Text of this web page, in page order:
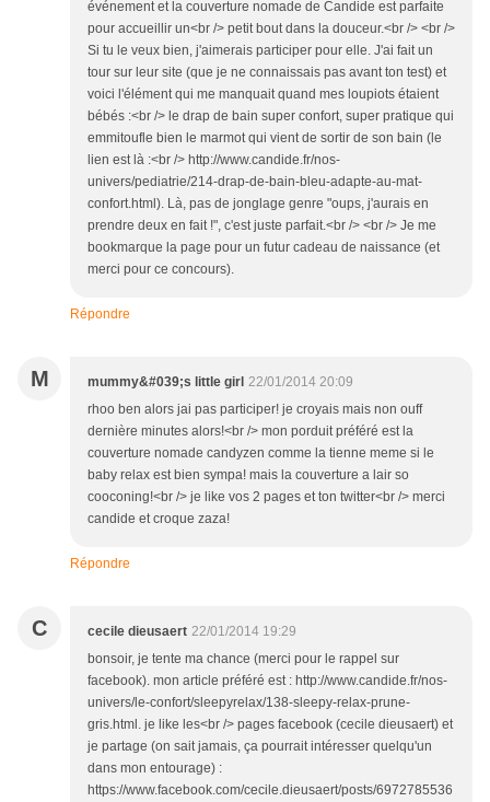
événement et la couverture nomade de Candide est parfaite
pour accueillir un<br /> petit bout dans la douceur.<br /> <br />
Si tu le veux bien, j'aimerais participer pour elle. J'ai fait un
tour sur leur site (que je ne connaissais pas avant ton test) et
voici l'élément qui me manquait quand mes loupiots étaient
bébés :<br /> le drap de bain super confort, super pratique qui
emmitoufle bien le marmot qui vient de sortir de son bain (le
lien est là :<br /> http://www.candide.fr/nos-
univers/pediatrie/214-drap-de-bain-bleu-adapte-au-mat-
confort.html). Là, pas de jonglage genre "oups, j'aurais en
prendre deux en fait !", c'est juste parfait.<br /> <br /> Je me
bookmarque la page pour un futur cadeau de naissance (et
merci pour ce concours).
Répondre
M mummy&#039;s little girl 22/01/2014 20:09
rhoo ben alors jai pas participer! je croyais mais non ouff
dernière minutes alors!<br /> mon porduit préféré est la
couverture nomade candyzen comme la tienne meme si le
baby relax est bien sympa! mais la couverture a lair so
cooconing!<br /> je like vos 2 pages et ton twitter<br /> merci
candide et croque zaza!
Répondre
C cecile dieusaert 22/01/2014 19:29
bonsoir, je tente ma chance (merci pour le rappel sur
facebook). mon article préféré est : http://www.candide.fr/nos-
univers/le-confort/sleepyrelax/138-sleepy-relax-prune-
gris.html. je like les<br /> pages facebook (cecile dieusaert) et
je partage (on sait jamais, ça pourrait intéresser quelqu'un
dans mon entourage) :
https://www.facebook.com/cecile.dieusaert/posts/6972785536